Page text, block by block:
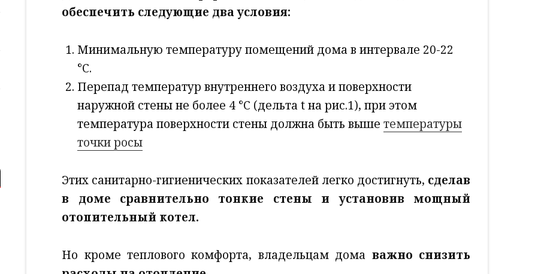
обеспечить следующие два условия:
Минимальную температуру помещений дома в интервале 20-22
°С.
Перепад температур внутреннего воздуха и поверхности
наружной стены не более 4 °С (дельта t на рис.1), при этом
температура поверхности стены должна быть выше температуры
точки росы
Этих санитарно-гигиенических показателей легко достигнуть, сделав
в доме сравнительно тонкие стены и установив мощный
отопительный котел.
Но кроме теплового комфорта, владельцам дома важно снизить